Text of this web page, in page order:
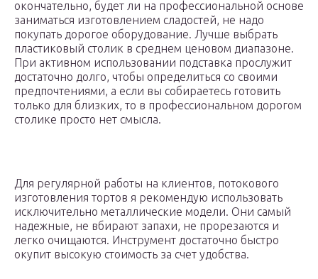
окончательно, будет ли на профессиональной основе
заниматься изготовлением сладостей, не надо
покупать дорогое оборудование. Лучше выбрать
пластиковый столик в среднем ценовом диапазоне.
При активном использовании подставка прослужит
достаточно долго, чтобы определиться со своими
предпочтениями, а если вы собираетесь готовить
только для близких, то в профессиональном дорогом
столике просто нет смысла.
Для регулярной работы на клиентов, потокового
изготовления тортов я рекомендую использовать
исключительно металлические модели. Они самый
надежные, не вбирают запахи, не прорезаются и
легко очищаются. Инструмент достаточно быстро
окупит высокую стоимость за счет удобства.